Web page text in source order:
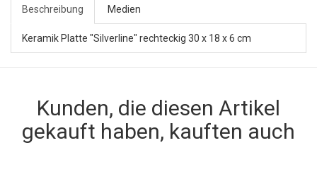
Beschreibung Medien
Keramik Platte "Silverline" rechteckig 30 x 18 x 6 cm
Kunden, die diesen Artikel
gekauft haben, kauften auch